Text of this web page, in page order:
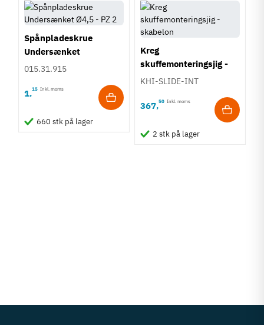
Spånpladeskrue
Undersænket
Fuldgevind Ø4,5 - PZ2
015.31.915
1,15 Inkl. moms
660 stk på lager
Kreg
skuffemonteringsjig -
holder/skabelon
KHI-SLIDE-INT
367,50 Inkl. moms
2 stk på lager